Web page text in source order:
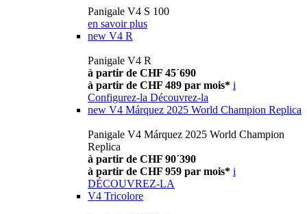
Panigale V4 S 100
en savoir plus
new V4 R
Panigale V4 R
à partir de CHF 45´690
à partir de CHF 489 par mois* i
Configurez-la Découvrez-la
new V4 Márquez 2025 World Champion Replica
Panigale V4 Márquez 2025 World Champion
Replica
à partir de CHF 90´390
à partir de CHF 959 par mois* i
DÉCOUVREZ-LA
V4 Tricolore